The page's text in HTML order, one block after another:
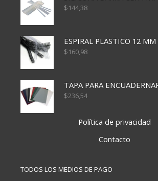
$144,38
$160,98
$236,54
Política de privacidad
Contacto
TODOS LOS MEDIOS DE PAGO